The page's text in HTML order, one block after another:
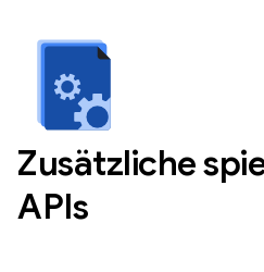
Zusätzliche
APIs